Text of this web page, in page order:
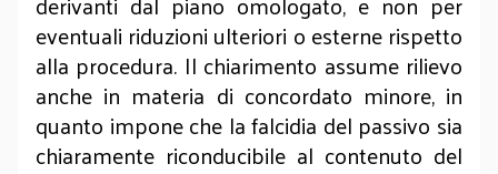
eventuali riduzioni ulteriori o esterne rispetto
alla procedura. Il chiarimento assume rilievo
anche in materia di concordato minore, in
quanto impone che la falcidia del passivo sia
chiaramente riconducibile al contenuto del